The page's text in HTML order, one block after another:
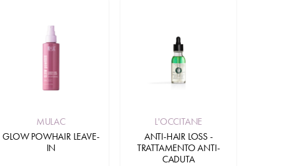
MULAC
GLOW POWHAIR LEAVE-
IN
L'OCCITANE
ANTI-HAIR LOSS -
TRATTAMENTO ANTI-
CADUTA